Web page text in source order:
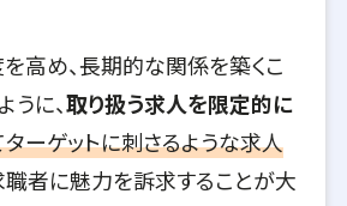
高め、長期的な関係を築くこ
うに、取り扱う求人を限定的に
ターゲットに刺さるような求人
職者に魅力を訴求することが大